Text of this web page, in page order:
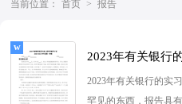
当前位置： 首页 > 报告
2023年有关银行
2023年有关银行的实
罕见的东西，报告具